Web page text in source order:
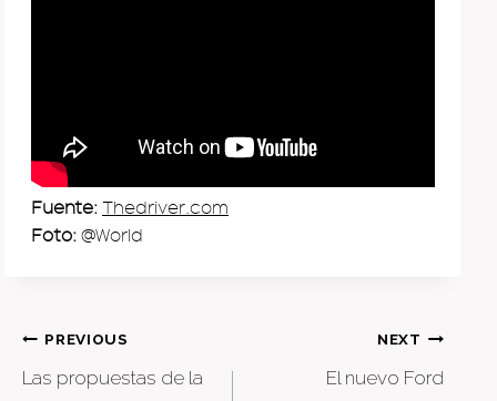
Fuente: Thedriver.com
Foto: @World
Post
navigation
PREVIOUS
Las propuestas de la
NEXT
El nuevo Ford